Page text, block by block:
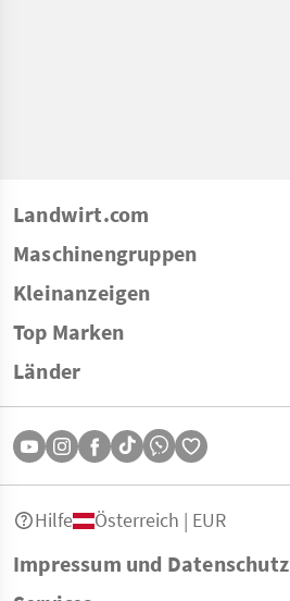
Landwirt.com
Maschinengruppen
Kleinanzeigen
Top Marken
Länder
Impressum und Datenschutz
Hilfe Österreich | EUR